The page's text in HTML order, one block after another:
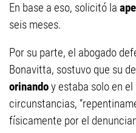
En base a eso, solicitó la
seis meses.
Por su parte, el abogado
Bonavitta, sostuvo que su
orinandoy estaba solo en el
circunstancias,
físicamente por el